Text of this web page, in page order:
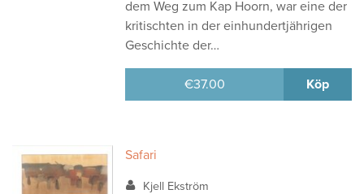
dem Weg zum Kap Hoorn, war eine der
kritischten in der einhundertjährigen
Geschichte der…
€37.00 Köp
Safari
Kjell Ekström